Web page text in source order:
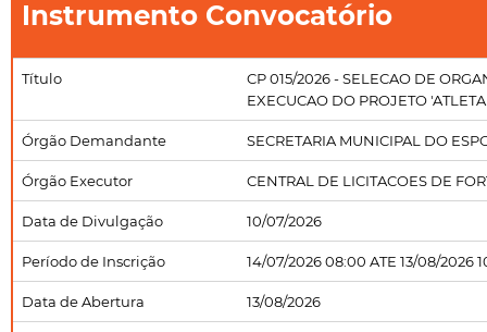
Instrumento Convocatório
Título
CP 015/2026 - SELECAO DE
EXECUCAO DO PROJETO
Órgão Demandante SECRETARIA MUNICIPAL DO
Órgão Executor CENTRAL DE LICITACOES DE
Data de Divulgação 10/07/2026
Período de Inscrição 14/07/2026 08:00 ATE 13/08/2026
Data de Abertura 13/08/2026